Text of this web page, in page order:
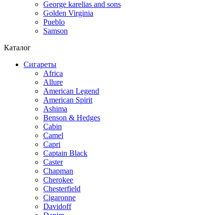
George karelias and sons
Golden Virginia
Pueblo
Samson
Каталог
Сигареты
Africa
Allure
American Legend
American Spirit
Ashima
Benson & Hedges
Cabin
Camel
Capri
Captain Black
Caster
Chapman
Cherokee
Chesterfield
Cigaronne
Davidoff